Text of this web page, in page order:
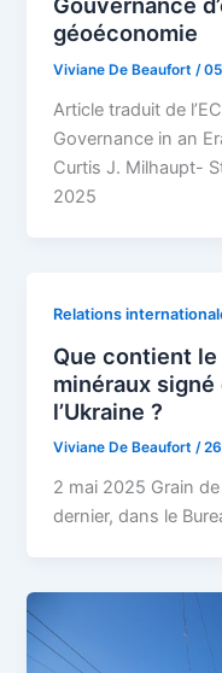
géoéconomie
Viviane De Beaufort/
Article traduit de
Governance in an
Curtis J. Milhaupt-
2025
Relations
Que contient
minéraux
l’Ukraine ?
Viviane De Beaufort/
2 mai 2025 Grain
dernier, dans le